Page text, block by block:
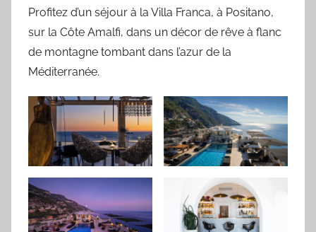
Profitez d’un séjour à la Villa Franca, à Positano,
sur la Côte Amalfi, dans un décor de rêve à flanc
de montagne tombant dans l’azur de la
Méditerranée.